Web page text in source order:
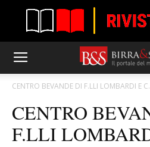
CENTRO BEVANDE DI F.LLI LOMBARDI E
CENTRO
F.LLI